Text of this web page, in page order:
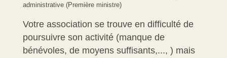
administrative (Première ministre)
Votre association se trouve en difficulté de
poursuivre son activité (manque de
bénévoles, de moyens suffisants,..., ) mais